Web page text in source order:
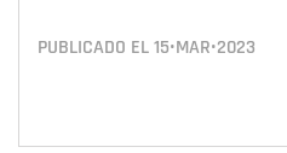
PUBLICADO EL15•MAR•2023